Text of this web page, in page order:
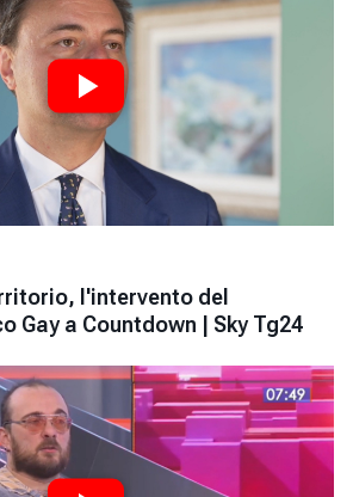
l'intervento del
Gay a Countdown | Sky Tg24